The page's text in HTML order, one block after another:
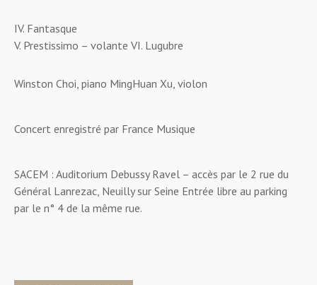
IV. Fantasque
V. Prestissimo – volante VI. Lugubre
Winston Choi, piano MingHuan Xu, violon
Concert enregistré par France Musique
SACEM : Auditorium Debussy Ravel – accès par le 2 rue du
Général Lanrezac, Neuilly sur Seine Entrée libre au parking
par le n° 4 de la même rue.